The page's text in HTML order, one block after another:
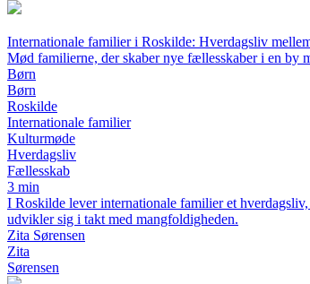
Internationale familier i Roskilde: Hverdagsliv
Mød familierne, der skaber nye fællesskaber i en by
Børn
Børn
Roskilde
Internationale familier
Kulturmøde
Hverdagsliv
Fællesskab
3 min
I Roskilde lever internationale familier et
udvikler sig i takt med mangfoldigheden.
Zita Sørensen
Zita
Sørensen